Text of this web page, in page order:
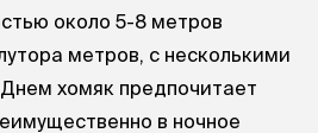
около 5-8 метров
метров, с несколькими
хомяк предпочитает
в ночное